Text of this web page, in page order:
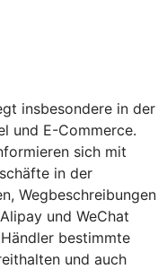
insbesondere in der
und E-Commerce.
sich mit
in der
Wegbeschreibungen
und WeChat
bestimmte
und auch